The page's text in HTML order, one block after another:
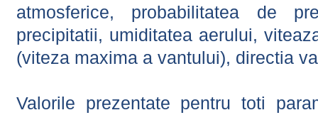
atmosferice, probabilitatea de
precipitatii, umiditatea aerului,
(viteza maxima a vantului), directia
Valorile prezentate pentru toti